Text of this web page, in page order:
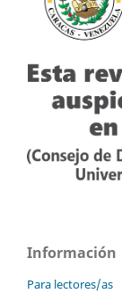
Información
Para lectores/as